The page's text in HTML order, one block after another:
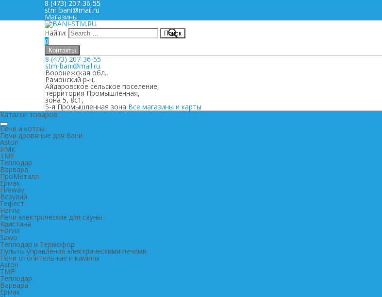
8 (473) 207-36-55
stm-bani@mail.ru
Магазины
Найти:
0
Контакты
8 (473) 207-36-55
stm-bani@mail.ru
Воронежская обл.,
Рамонский р-н,
Айдаровское сельское поселение,
территория Промышленная,
зона 5, 8с1,
5-я Промышленная зона Все магазины и карты
Каталог товаров
Печи и котлы
Печи дровяные для бани
Aston
НМК
TMF
Теплодар
Варвара
ПроМеталл
Ермак
Fireway
Везувий
Гефест
Harvia
Печи электрические для сауны
Кристина
Harvia
Sawo
Теплодар и Термофор
Пульты управления электрическими печами
Печи отопительные и камины
Aston
TMF
Теплодар
Варвара
Ермак